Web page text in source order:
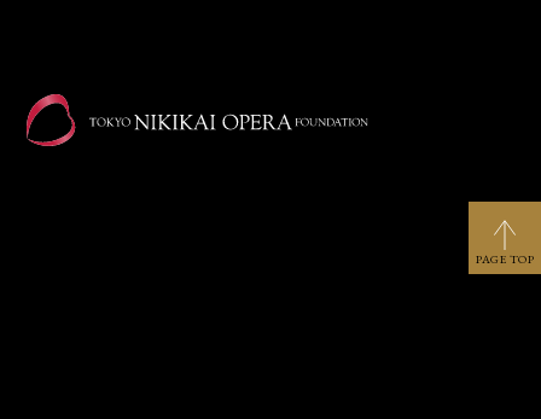
PAGE TOP